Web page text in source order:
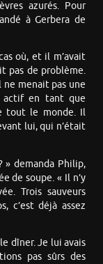
azurés. Pour
à Gerbera de
où, et il m’avait
pas de problème.
menait pas une
actif en tant que
tout le monde. Il
lui, qui n’était
» demanda Philip,
de soupe. « Il n’y
Trois sauveurs
c’est déjà assez
dîner. Je lui avais
pas sûrs des